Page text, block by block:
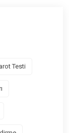
Testi